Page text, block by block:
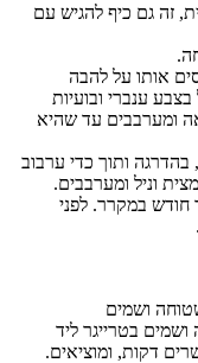
זה גם כיף להגיש עם
אותו על להבה
ענברי ובועיות
ומערבבים עד שהיא
ותוך כדי ערבוב
וניל ומערבבים.
חודש במקרר. לפני
ושמים
שטוחה ושמים בטרייגר ליד
דקות, ומוציאים.